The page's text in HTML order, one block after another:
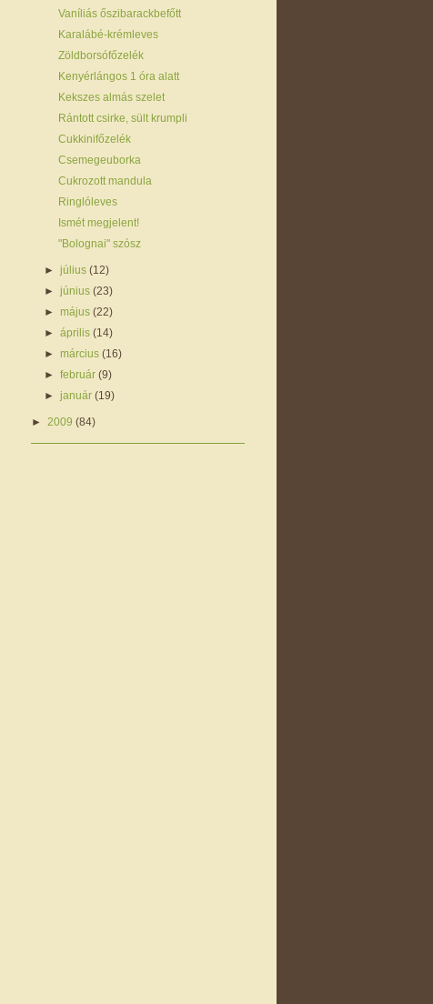
Vaníliás őszibarackbefőtt
Karalábé-krémleves
Zöldborsófőzelék
Kenyérlángos 1 óra alatt
Kekszes almás szelet
Rántott csirke, sült krumpli
Cukkinifőzelék
Csemegeuborka
Cukrozott mandula
Ringlóleves
Ismét megjelent!
"Bolognai" szósz
►július(12)
►június(23)
►május(22)
►április(14)
►március(16)
►február(9)
►január(19)
► 2009 (84)